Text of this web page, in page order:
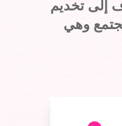
إلى تخديم
وهي